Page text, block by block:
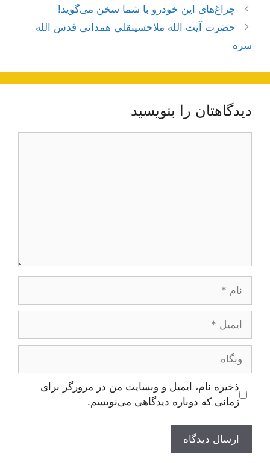
ناوبری
نوشته‌ها
چراغ‌های این خودرو با شما سخن می‌گوید!
حضرت آیت الله ملاحسینقلی همدانی قدس الله
سره
دیدگاهتان را بنویسید
ایمیل
وبگاه
ذخیره نام، ایمیل و وبسایت من در مرورگر برای
زمانی که دوباره دیدگاهی می‌نویسم.